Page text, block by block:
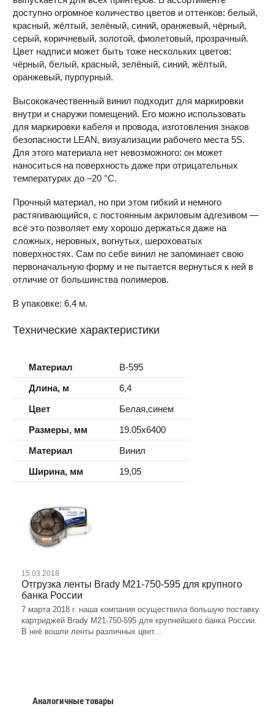
доступно огромное количество цветов и оттенков: белый,
красный, жёлтый, зелёный, синий, оранжевый, чёрный,
серый, коричневый, золотой, фиолетовый, прозрачный.
Цвет надписи может быть тоже нескольких цветов:
чёрный, белый, красный, зелёный, синий, жёлтый,
оранжевый, пурпурный.
Высококачественный винил подходит для маркировки
внутри и снаружи помещений. Его можно использовать
для маркировки кабеля и провода, изготовления знаков
безопасности LEAN, визуализации рабочего места 5S.
Для этого материала нет невозможного: он может
наноситься на поверхность даже при отрицательных
температурах до –20 °С.
Прочный материал, но при этом гибкий и немного
растягивающийся, с постоянным акриловым адгезивом —
всё это позволяет ему хорошо держаться даже на
сложных, неровных, вогнутых, шероховатых
поверхностях. Сам по себе винил не запоминает свою
первоначальную форму и не пытается вернуться к ней в
отличие от большинства полимеров.
В упаковке: 6,4 м.
Технические характеристики
Материал
B-595
Длина, м
6,4
Цвет
Белая,синем
Размеры, мм
19.05x6400
Материал
Винил
Ширина, мм
19,05
15.03.2018
Отгрузка ленты Brady M21-750-595 для крупного
банка России
7 марта 2018 г. наша компания осуществила большую поставку
картриджей Brady M21-750-595 для крупнейшего банка России.
В неё вошли ленты различных цвет...
Аналогичные товары